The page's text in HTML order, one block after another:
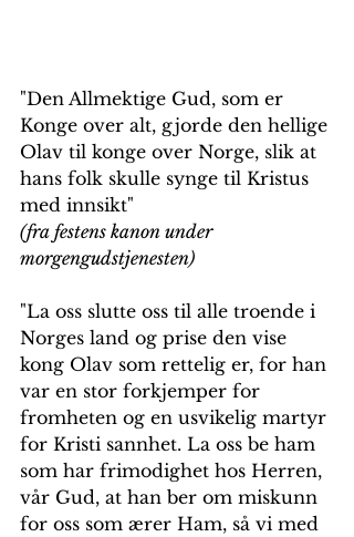
"Den Allmektige Gud, som er
Konge over alt, gjorde den hellige
Olav til konge over Norge, slik at
hans folk skulle synge til Kristus
med innsikt"
(fra festens kanon under
morgengudstjenesten)
"La oss slutte oss til alle troende i
Norges land og prise den vise
kong Olav som rettelig er, for han
var en stor forkjemper for
fromheten og en usvikelig martyr
for Kristi sannhet. La oss be ham
som har frimodighet hos Herren,
vår Gud, at han ber om miskunn
for oss som ærer Ham, så vi med